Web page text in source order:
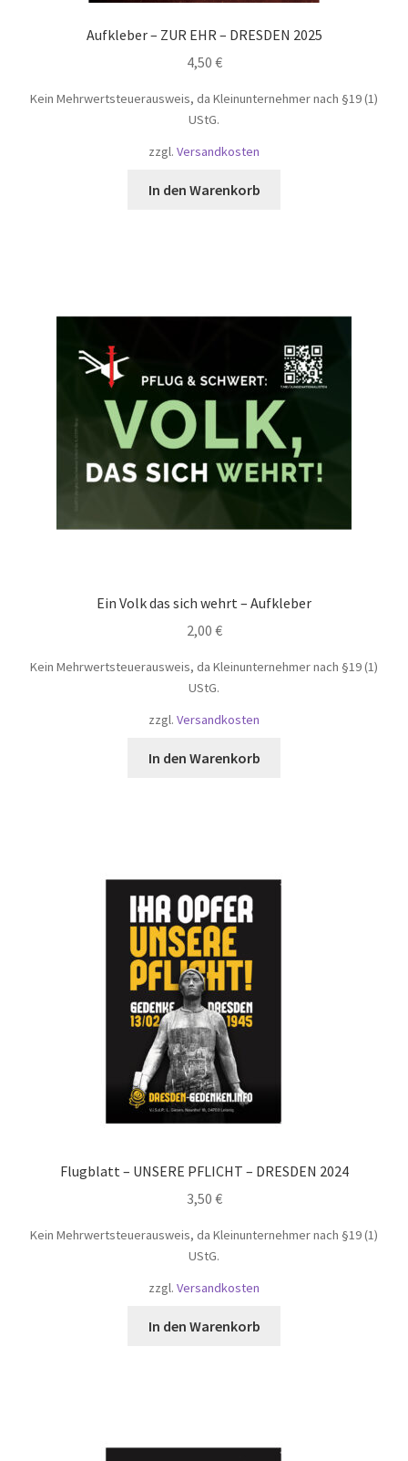
Aufkleber – ZUR EHR – DRESDEN 2025
4,50 €
Kein Mehrwertsteuerausweis, da Kleinunternehmer nach §19 (1)
UStG.
zzgl. Versandkosten
In den Warenkorb
Ein Volk das sich wehrt – Aufkleber
2,00 €
Kein Mehrwertsteuerausweis, da Kleinunternehmer nach §19 (1)
UStG.
zzgl. Versandkosten
In den Warenkorb
Flugblatt – UNSERE PFLICHT – DRESDEN 2024
3,50 €
Kein Mehrwertsteuerausweis, da Kleinunternehmer nach §19 (1)
UStG.
zzgl. Versandkosten
In den Warenkorb